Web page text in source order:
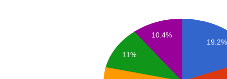
19.2%
10.4%
11%